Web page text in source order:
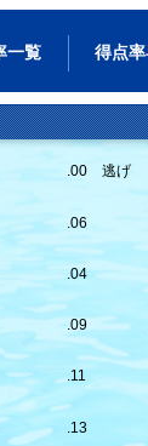
一覧 得点
.00 逃げ
.06
.04
.09
.11
.13